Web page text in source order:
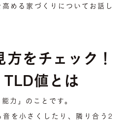
める家づくりについてお話し
をチェック！
値とは
力」のことです。
音を小さくしたり、隣り合う2